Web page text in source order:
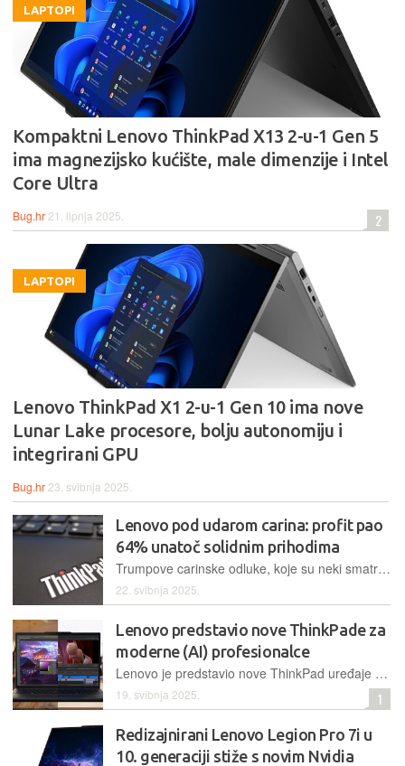
LAPTOPI
Kompaktni Lenovo ThinkPad X13 2-u-1 Gen 5
ima magnezijsko kućište, male dimenzije i Intel
Core Ultra
Bug.hr 21. lipnja 2025. 2
LAPTOPI
Lenovo ThinkPad X1 2-u-1 Gen 10 ima nove
Lunar Lake procesore, bolju autonomiju i
integrirani GPU
Bug.hr 23. svibnja 2025.
Lenovo pod udarom carina: profit pao
64% unatoč solidnim prihodima
Trumpove carinske odluke, koje su neki smatrali političkim teatrom, pokazale su da nose stvarne ekonomske posljedice za globalne tehnološke tvrtke.
22. svibnja 2025.
Lenovo predstavio nove ThinkPade za
moderne (AI) profesionalce
Lenovo je predstavio nove ThinkPad uređaje prilagođene potrebama modernih profesionalaca – od kreatora sadržaja i inženjera do korisnika koji rade u hibridnim timovima
19. svibnja 2025. 1
Redizajnirani Lenovo Legion Pro 7i u
10. generaciji stiže s novim Nvidia